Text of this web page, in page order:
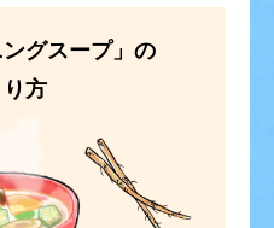
ングスープ」の
方